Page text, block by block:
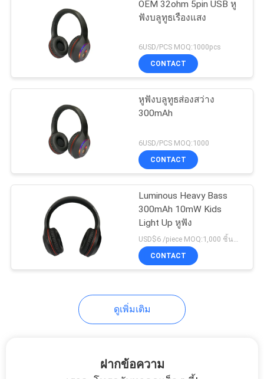
ขอ
แผนผัง
เว็บไซต์
PRIVACY
POLICY
OEM 32ohm 5pin USB หู
ฟังบลูทูธเรืองแสง
6USD/PCS MOQ:1000pcs
CONTACT
หูฟังบลูทูธส่องสว่าง
300mAh
6USD/PCS MOQ:1000
CONTACT
Luminous Heavy Bass
300mAh 10mW Kids
Light Up หูฟัง
CONTACT
ดูเพิ่มเติม
ฝากข้อความ